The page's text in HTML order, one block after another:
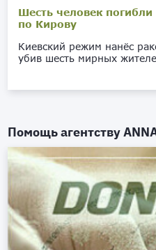
Шесть человек погибли
по Кирову
Киевский режим нанёс
убив шесть мирных
Помощь агентству